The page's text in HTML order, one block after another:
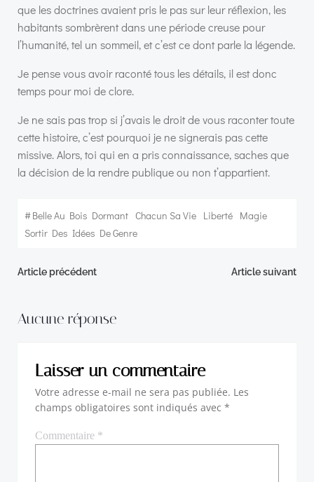
que les doctrines avaient pris le pas sur leur réflexion, les
habitants sombrèrent dans une période creuse pour
l’humanité, tel un sommeil, et c’est ce dont parle la légende.
Je pense vous avoir raconté tous les détails, il est donc
temps pour moi de clore.
Je ne sais pas trop si j’avais le droit de vous raconter toute
cette histoire, c’est pourquoi je ne signerais pas cette
missive. Alors, toi qui en a pris connaissance, saches que
la décision de la rendre publique ou non t’appartient.
#Belle Au Bois Dormant Chacun Sa Vie Liberté Magie
Sortir Des Idées De Genre
Navigation
de
l’article
Article précédent
Navigation
l’article
Article suivant
Aucune réponse
Laisser un commentaire
Votre adresse e-mail ne sera pas publiée. Les
champs obligatoires sont indiqués avec *
Commentaire *